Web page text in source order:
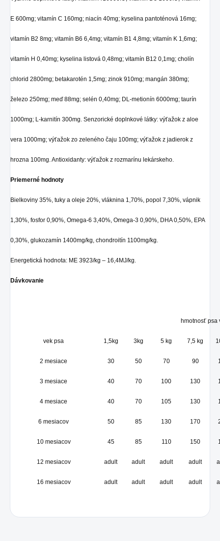
E 600mg; vitamín C 160mg; niacín 40mg; kyselina pantoténová 16mg;
vitamín B2 8mg; vitamín B6 6,4mg; vitamín B1 4,8mg; vitamín K 1,6mg;
vitamín H 0,40mg; kyselina listová 0,48mg; vitamín B12 0,1mg; cholín
chlorid 2800mg; betakarotén 1,5mg; zinok 910mg; mangán 380mg;
železo 250mg; meď 88mg; selén 0,40mg; DL-metionín 6000mg; taurín
1000mg; L-karnitín 300mg. Senzorické doplnkové látky: výťažok z aloe
vera 1000mg; výťažok zo zeleného čaju 100mg; výťažok z jadierok z
hrozna 100mg. Antioxidanty: výťažok z rozmarínu lekárskeho.
Priemerné hodnoty
Bielkoviny 35%, tuky a oleje 20%, vláknina 1,70%, popol 7,30%, vápnik
1,30%, fosfor 0,90%, Omega-6 3,40%, Omega-3 0,90%, DHA 0,50%, EPA
0,30%, glukozamín 1400mg/kg, chondroitín 1100mg/kg.
Energetická hodnota: ME 3923/kg – 16,4MJ/kg.
Dávkovanie
hmotnosť psa
vek psa 1,5kg 3kg 5 kg 7,5 kg
2 mesiace 30 50 70 90
3 mesiace 40 70 100 130
4 mesiace 40 70 105 130
6 mesiacov 50 85 130 170
10 mesiacov 45 85 110 150
12 mesiacov adult adult adult adult
16 mesiacov adult adult adult adult